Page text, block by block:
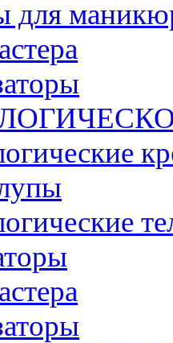
для